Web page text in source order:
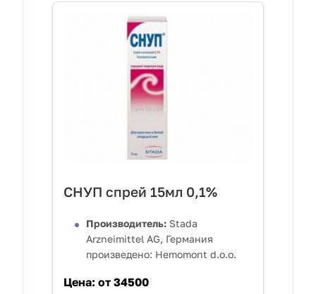
СНУП спрей 15мл 0,1%
Производитель: Stada
Arzneimittel AG, Германия
произведено: Hemomont d.o.o.
Цена: от 34500